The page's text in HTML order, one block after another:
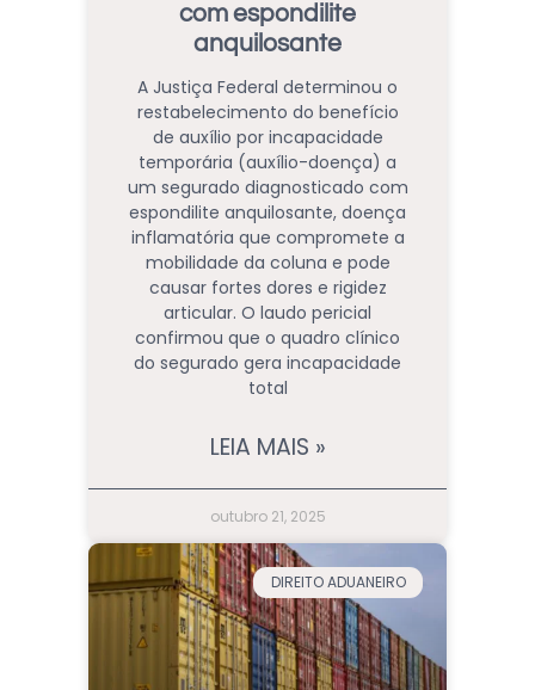
com espondilite
anquilosante
A Justiça Federal determinou o
restabelecimento do benefício
de auxílio por incapacidade
temporária (auxílio-doença) a
um segurado diagnosticado com
espondilite anquilosante, doença
inflamatória que compromete a
mobilidade da coluna e pode
causar fortes dores e rigidez
articular. O laudo pericial
confirmou que o quadro clínico
do segurado gera incapacidade
total
LEIA MAIS »
outubro 21, 2025
DIREITO ADUANEIRO